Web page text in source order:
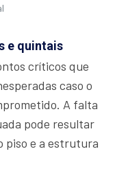
e quintais
críticos que
caso o
A falta
pode resultar
piso e a estrutura